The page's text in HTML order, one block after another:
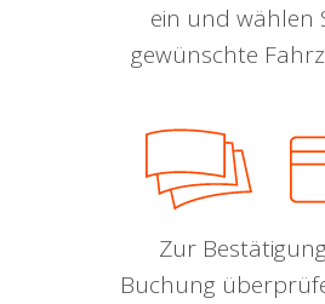
ein und wählen
gewünschte
Zur
Buchung